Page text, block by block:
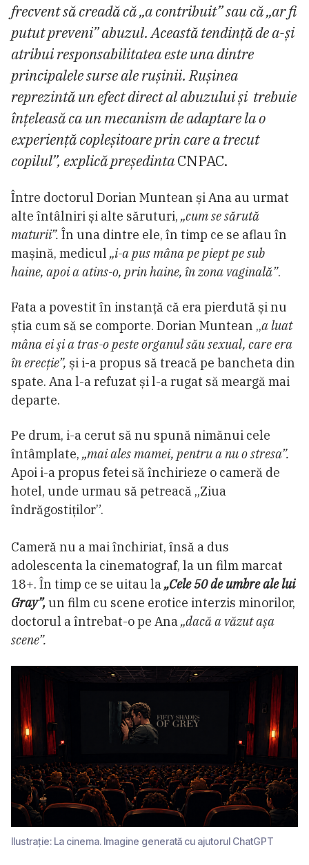
frecvent să creadă că „a contribuit” sau că „ar fi
putut preveni” abuzul. Această tendință de a-și
atribui responsabilitatea este una dintre
principalele surse ale rușinii. Rușinea
reprezintă un efect direct al abuzului și trebuie
înțeleasă ca un mecanism de adaptare la o
experiență copleșitoare prin care a trecut
copilul”, explică președintaCNPAC.
Între doctorul Dorian Muntean și Ana au urmat
alte întâlniri și alte săruturi, „cum se sărută
maturii”. În una dintre ele, în timp ce se aflau în
mașină, medicul „i-a pus mâna pe piept pe sub
haine, apoi a atins-o, prin haine, în zona vaginală”.
Fata a povestit în instanță că era pierdută și nu
știa cum să se comporte. Dorian Muntean „a luat
mâna ei şi a tras-o peste organul său sexual, care era
în erecţie”, și i-a propus să treacă pe bancheta din
spate. Ana l-a refuzat și l-a rugat să meargă mai
departe.
Pe drum, i-a cerut să nu spună nimănui cele
întâmplate, „mai ales mamei, pentru a nu o stresa”.
Apoi i-a propus fetei să închirieze o cameră de
hotel, unde urmau să petreacă „Ziua
îndrăgostiților”.
Cameră nu a mai închiriat, însă a dus
adolescenta la cinematograf, la un film marcat
18+. În timp ce se uitau la„Cele 50 de umbre ale lui
Gray”,un film cu scene erotice interzis minorilor,
doctorul a întrebat-o pe Ana„dacă a văzut aşa
scene”.
Ilustrație: La cinema. Imagine generată cu ajutorul ChatGPT